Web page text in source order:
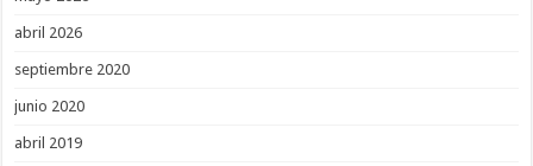
abril 2026
septiembre 2020
junio 2020
abril 2019